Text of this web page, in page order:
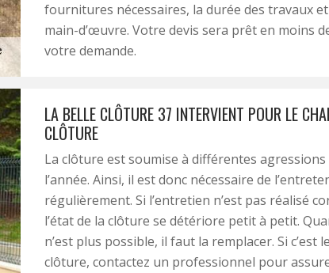
fournitures nécessaires, la durée des travaux
main-d’œuvre. Votre devis sera prêt en moins
votre demande.
LA BELLE CLÔTURE 37 INTERVIENT POUR LE
CLÔTURE
La clôture est soumise à différentes
l’année. Ainsi, il est donc nécessaire de
régulièrement. Si l’entretien n’est pas réalisé
l’état de la clôture se détériore petit à petit.
n’est plus possible, il faut la remplacer. Si c’est
clôture, contactez un professionnel pour